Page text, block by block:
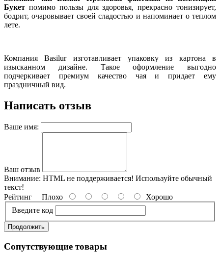
Букет помимо пользы для здоровья, прекрасно тонизирует,
бодрит, очаровывает своей сладостью и напоминает о теплом
лете.
Компания Basilur изготавливает упаковку из картона в
изысканном дизайне. Такое оформление выгодно
подчеркивает премиум качество чая и придает ему
праздничный вид.
Написать отзыв
Ваше имя:
Ваш отзыв
Внимание: HTML не поддерживается! Используйте обычный
текст!
Рейтинг Плохо
Хорошо
Введите код
Продолжить
Сопутствующие товары